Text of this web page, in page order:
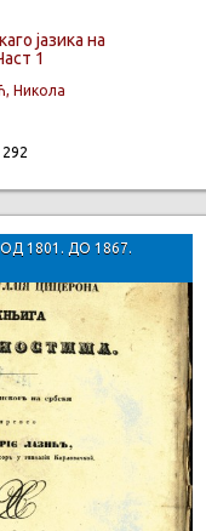
јазика на
1
Никола
292
1801. ДО 1867.